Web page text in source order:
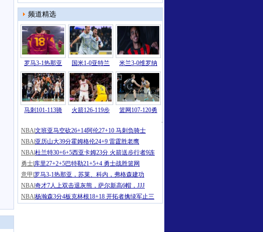
频道精选
罗马3-1热那亚 国米1-0亚特兰 米兰3-0维罗纳
马刺101-113骑 火箭126-119步
篮网107-120勇
国际|皇马巨星拒绝大巴黎，去沙特投
NBA文班亚马空砍26+14阿伦27+10 马刺负骑士
NBA 亚历山大39分霍姆格伦24+9 雷霆胜老鹰
NBA杜兰特30+6+5西亚卡姆23分 火箭送步行者9连
勇士 库里27+2+5巴特勒21+5+4 勇士战胜篮网
意甲 罗马3-1热那亚，苏莱、科内，弗格森建功
NBA奇才7人上双击退灰熊，萨尔新高6帽，JJJ
NBA杨瀚森3分4板克林根18+18 开拓者擒绿军止三